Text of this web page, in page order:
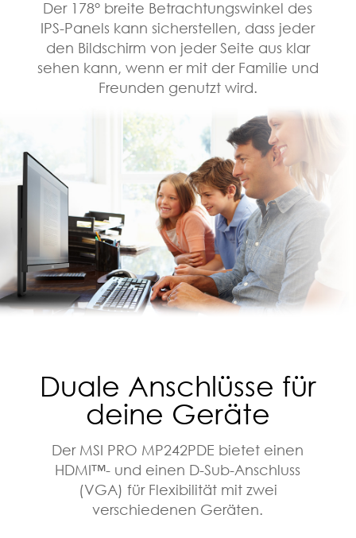
Der 178° breite Betrachtungswinkel des
IPS-Panels kann sicherstellen, dass jeder
den Bildschirm von jeder Seite aus klar
sehen kann, wenn er mit der Familie und
Freunden genutzt wird.
Duale Anschlüsse für
deine Geräte
Der MSI PRO MP242PDE bietet einen
HDMI™- und einen D-Sub-Anschluss
(VGA) für Flexibilität mit zwei
verschiedenen Geräten.